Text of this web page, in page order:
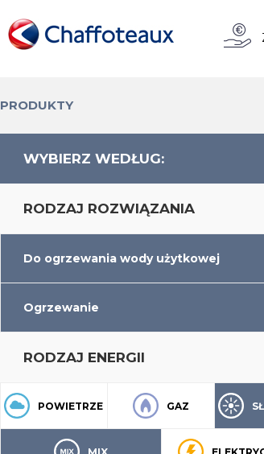
PRODUKTY
WYBIERZ WEDŁUG:
RODZAJ ROZWIĄZANIA
Do ogrzewania wody użytkowej
Ogrzewanie
RODZAJ ENERGII
POWIETRZE GAZ
MIX